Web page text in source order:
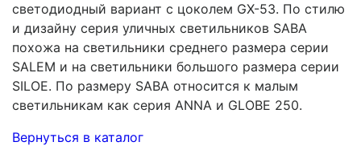
светодиодный вариант с цоколем GX-53. По стилю
и дизайну серия уличных светильников SABA
похожа на светильники среднего размера серии
SALEM и на светильники большого размера серии
SILOE. По размеру SABA относится к малым
светильникам как серия ANNA и GLOBE 250.
Вернуться в каталог